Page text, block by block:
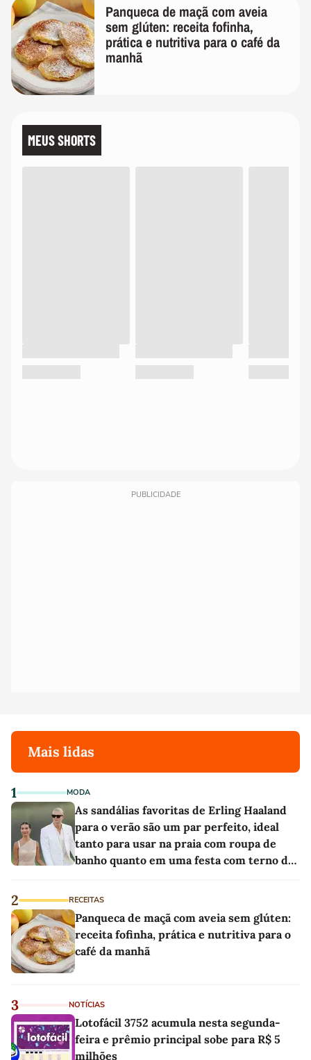
Panqueca de maçã com aveia
sem glúten: receita fofinha,
prática e nutritiva para o café da
manhã
MEUS SHORTS
PUBLICIDADE
Mais lidas
1 MODA
As sandálias favoritas de Erling Haaland
para o verão são um par perfeito, ideal
tanto para usar na praia com roupa de
banho quanto em uma festa com terno de
2 RECEITAS
Panqueca de maçã com aveia sem glúten:
receita fofinha, prática e nutritiva para o
café da manhã
3 NOTÍCIAS
Lotofácil 3752 acumula nesta segunda-
feira e prêmio principal sobe para R$ 5
milhões